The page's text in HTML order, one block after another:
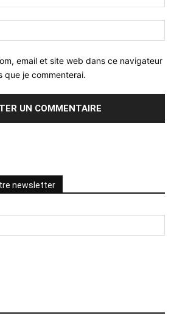
email et site web dans ce navigateur
que je commenterai.
newsletter